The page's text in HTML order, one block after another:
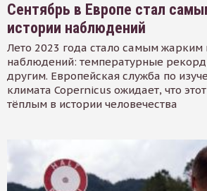
Сентябрь в Европе стал
истории наблюдений
Лето 2023 года стало самым жарким
наблюдений: температурные
другим. Европейская служба по
климата Copernicus ожидает, что
тёплым в истории человечества